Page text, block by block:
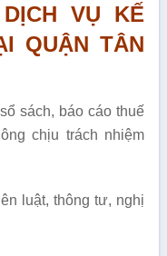
VỤ KẾ
QUẬN TÂN
sách, báo cáo thuế
chịu trách nhiệm
luật, thông tư, nghị